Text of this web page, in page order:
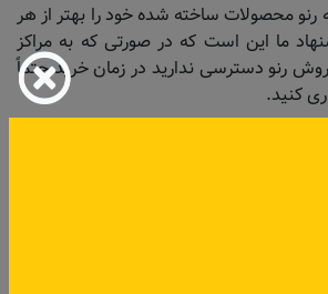
رنو محصولات ساخته شده خود را بهتر از هر
ما این است که در صورتی که به مراکز
رنو دسترسی ندارید در زمان خرید حتماً
کنید.